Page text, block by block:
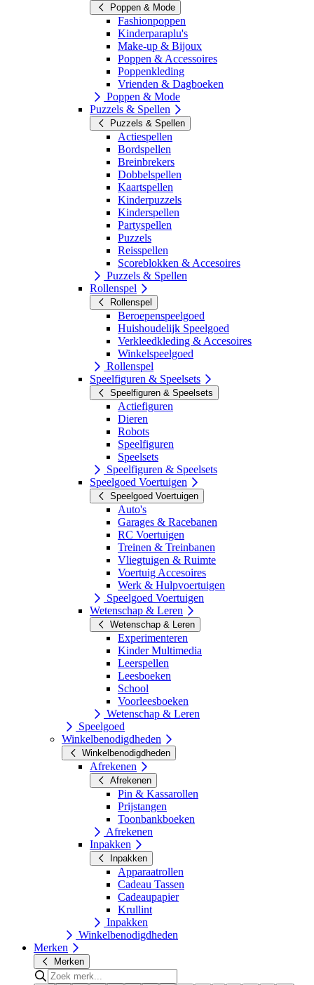
Poppen & Mode
Fashionpoppen
Kinderparaplu's
Make-up & Bijoux
Poppen & Accessoires
Poppenkleding
Vrienden & Dagboeken
Poppen & Mode
Puzzels & Spellen
Puzzels & Spellen
Actiespellen
Bordspellen
Breinbrekers
Dobbelspellen
Kaartspellen
Kinderpuzzels
Kinderspellen
Partyspellen
Puzzels
Reisspellen
Scoreblokken & Accesoires
Puzzels & Spellen
Rollenspel
Rollenspel
Beroepenspeelgoed
Huishoudelijk Speelgoed
Verkleedkleding & Accesoires
Winkelspeelgoed
Rollenspel
Speelfiguren & Speelsets
Speelfiguren & Speelsets
Actiefiguren
Dieren
Robots
Speelfiguren
Speelsets
Speelfiguren & Speelsets
Speelgoed Voertuigen
Speelgoed Voertuigen
Auto's
Garages & Racebanen
RC Voertuigen
Treinen & Treinbanen
Vliegtuigen & Ruimte
Voertuig Accesoires
Werk & Hulpvoertuigen
Speelgoed Voertuigen
Wetenschap & Leren
Wetenschap & Leren
Experimenteren
Kinder Multimedia
Leerspellen
Leesboeken
School
Voorleesboeken
Wetenschap & Leren
Speelgoed
Winkelbenodigdheden
Winkelbenodigdheden
Afrekenen
Afrekenen
Pin & Kassarollen
Prijstangen
Toonbankboeken
Afrekenen
Inpakken
Inpakken
Apparaatrollen
Cadeau Tassen
Cadeaupapier
Krullint
Inpakken
Winkelbenodigdheden
Merken
Merken